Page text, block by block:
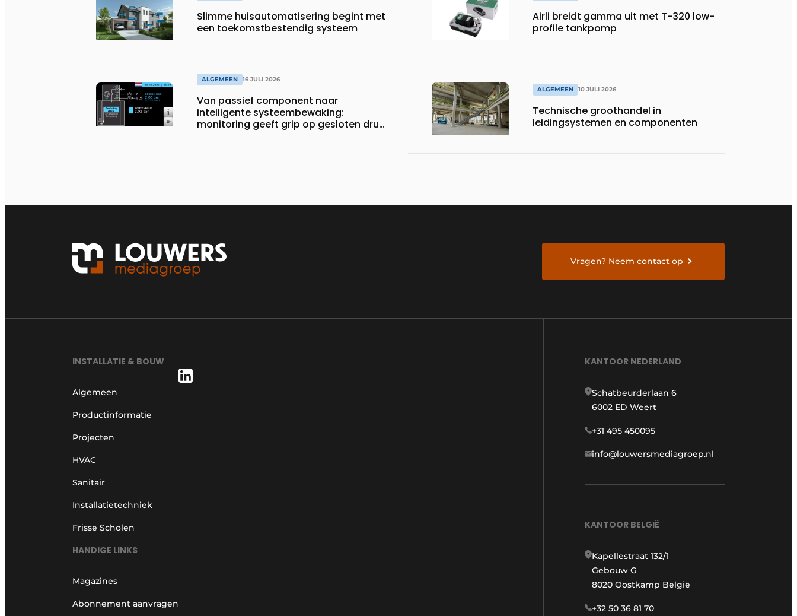
Slimme huisautomatisering begint met
een toekomstbestendig systeem
ALGEMEEN 16 JULI 2026
Van passief component naar
intelligente systeembewaking:
monitoring geeft grip op gesloten druk
Airli breidt gamma uit met T-320 low-
profile tankpomp
ALGEMEEN 10 JULI 2026
Technische groothandel in
leidingsystemen en componenten
Vragen? Neem contact op
INSTALLATIE & BOUW
Algemeen
Productinformatie
Projecten
HVAC
Sanitair
Installatietechniek
Frisse Scholen
HANDIGE LINKS
Magazines
Abonnement aanvragen
KANTOOR NEDERLAND
Schatbeurderlaan 6
6002 ED Weert
+31 495 450095
info@louwersmediagroep.nl
KANTOOR BELGIË
Kapellestraat 132/1
Gebouw G
8020 Oostkamp België
+32 50 36 81 70